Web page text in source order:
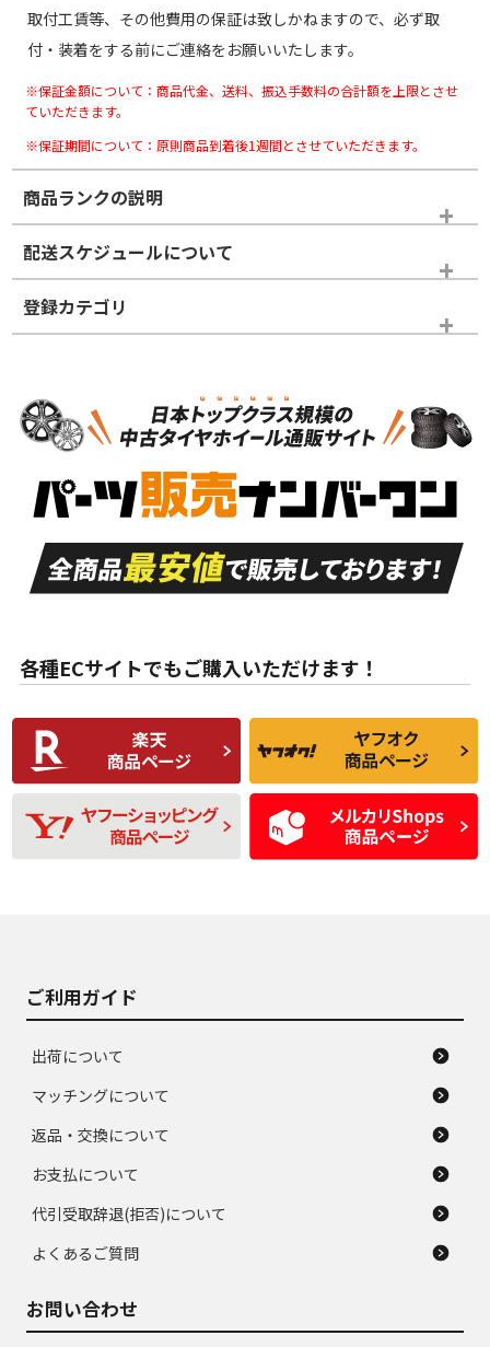
取付工賃等、その他費用の保証は致しかねますので、必ず取
付・装着をする前にご連絡をお願いいたします。
※保証金額について：商品代金、送料、振込手数料の合計額を上限とさせ
ていただきます。
※保証期間について：原則商品到着後1週間とさせていただきます。
商品ランクの説明
※商品ランクは出品者の主観により判断しておりますので、あら
かじめご了承ください。
ホイールランク
S
品）
S
新車外し品（新古
付き
A
走行距離も少なく、
目立つ傷もほとんど
ない中古品
A
走行距離も少なく、
非常に状態の良い中
古品
な中古品
んどない中古品
C
比較的きれいな中古
品
C
られるが、使用に問
題のない中古品
D
使用感や目立つ傷が
あり、一般的な中古
品
D
残り溝も少なく、偏
磨耗がみられ、短期
間使用できるくらい
の中古品
配送スケジュールについて
登録カテゴリ
スタッドレスタイヤホイールセット
各種ECサイトでもご購入いただけます！
ご利用ガイド
出荷について
マッチングについて
返品・交換について
お支払について
代引受取辞退(拒否)について
よくあるご質問
お問い合わせ